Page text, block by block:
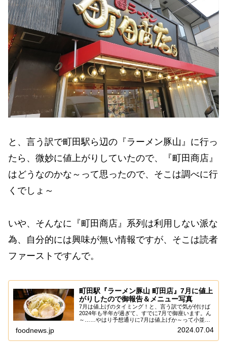
と、言う訳で町田駅ら辺の『ラーメン豚山』に行っ
たら、微妙に値上がりしていたので、『町田商店』
はどうなのかな～って思ったので、そこは調べに行
くでしょ～
いや、そんなに『町田商店』系列は利用しない派な
為、自分的には興味が無い情報ですが、そこは読者
ファーストですんで。
町田駅『ラーメン豚山 町田店』7月に値上
がりしたので御報告＆メニュー写真
7月は値上げのタイミング！と、言う訳で気が付けば
2024年も半年が過ぎて、すでに7月で御座います。ん
～……やはり予想通りに7月は値上げか～って小並感
でして、全てはロシアが元凶かなと。ま、この7月に
値上げするのは、やはり物価も下がらない感じだ...
foodnews.jp 2024.07.04